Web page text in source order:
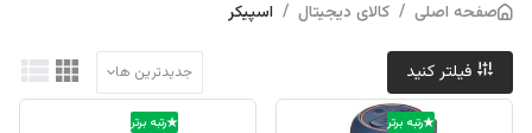
صفحه اصلی / کالای دیجیتال / اسپیکر
جدیدترین ها
رتبه برتر رتبه برتر